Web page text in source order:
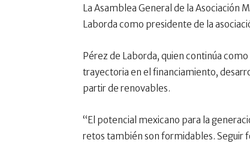
La Asamblea General de la Asociación
Laborda como presidente de la
Pérez de Laborda, quien continúa
trayectoria en el financiamiento,
partir de renovables.
“El potencial mexicano para la
retos también son formidables. Seguir